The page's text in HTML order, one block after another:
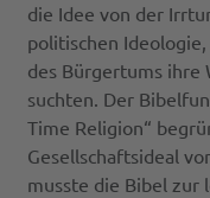
die Idee von der
politischen
des Bürgertums ihre
suchten. Der
Time Religion“
Gesellschaftsideal
musste die Bibel